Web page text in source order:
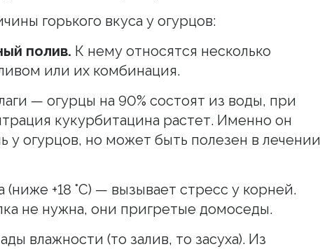
горького вкуса у огурцов:
полив. К нему относятся несколько
или их комбинация.
— огурцы на 90% состоят из воды, при
кукурбитацина растет. Именно он
у огурцов, но может быть полезен в лечении
(ниже +18 °C) — вызывает стресс у корней.
не нужна, они пригретые домоседы.
влажности (то залив, то засуха). Из